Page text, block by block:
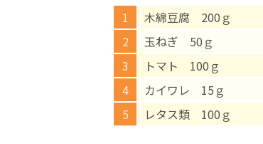
木綿豆腐 200ｇ
玉ねぎ 50ｇ
トマト 100ｇ
カイワレ 15ｇ
レタス類 100ｇ
‘さ
遠方に